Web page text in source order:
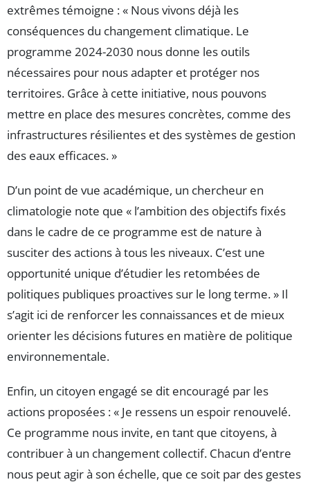
extrêmes témoigne : « Nous vivons déjà les
conséquences du changement climatique. Le
programme 2024-2030 nous donne les outils
nécessaires pour nous adapter et protéger nos
territoires. Grâce à cette initiative, nous pouvons
mettre en place des mesures concrètes, comme des
infrastructures résilientes et des systèmes de gestion
des eaux efficaces. »
D’un point de vue académique, un chercheur en
climatologie note que « l’ambition des objectifs fixés
dans le cadre de ce programme est de nature à
susciter des actions à tous les niveaux. C’est une
opportunité unique d’étudier les retombées de
politiques publiques proactives sur le long terme. » Il
s’agit ici de renforcer les connaissances et de mieux
orienter les décisions futures en matière de politique
environnementale.
Enfin, un citoyen engagé se dit encouragé par les
actions proposées : « Je ressens un espoir renouvelé.
Ce programme nous invite, en tant que citoyens, à
contribuer à un changement collectif. Chacun d’entre
nous peut agir à son échelle, que ce soit par des gestes